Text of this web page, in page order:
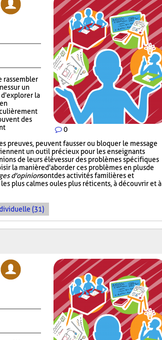
0
rassembler
sur un
la
des
preuves, peuvent fausser ou bloquer le message
un outil précieux pour les enseignants
de leurs élèves sur des problèmes spécifiques
la manière d'aborder ces problèmes en plus de
d'opinionsont des activités familières et
plus calmes ou les plus réticents, à découvrir et à
(31)